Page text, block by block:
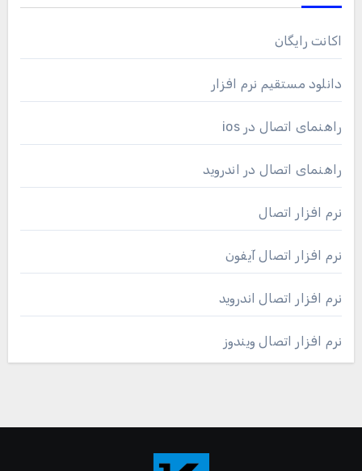
اکانت رایگان
دانلود مستقیم نرم افزار
راهنمای اتصال در ios
راهنمای اتصال در اندروید
نرم افزار اتصال
نرم افزار اتصال آیفون
نرم افزار اتصال اندروید
نرم افزار اتصال ویندوز